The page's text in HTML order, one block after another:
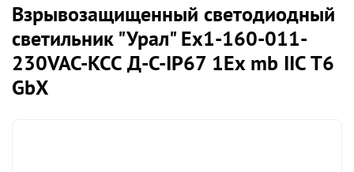
Взрывозащищенный светодиодный
светильник "Урал" Ex1-160-011-
230VAC-КСС Д-С-IP67 1Ex mb IIC T6
GbX